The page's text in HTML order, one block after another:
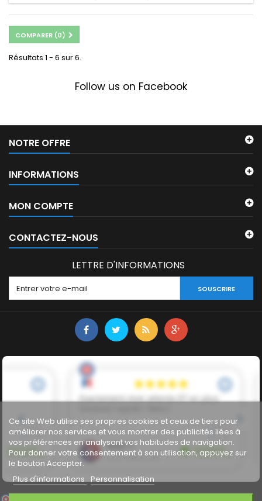
COMPARER (0)
Résultats 1 - 6 sur 6.
Follow us on Facebook
NOTRE OFFRE
INFORMATIONS
MON COMPTE
CONTACTEZ-NOUS
LETTRE D'INFORMATIONS
SOUSCRIRE
Ce site Web utilise ses propres cookies et ceux de tiers pour
améliorer nos services et vous montrer des publicités liées à
vos préférences en analysant vos habitudes de navigation.
Pour donner votre consentement à son utilisation, appuyez sur
le bouton Accepter.
Plus d'informations Personnalisation